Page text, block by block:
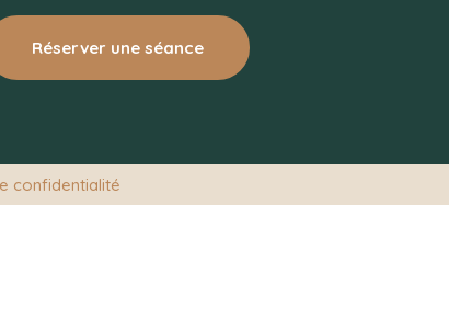
Réserver une séance
confidentialité